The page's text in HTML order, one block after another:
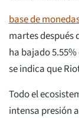
base de
martes después
ha bajado
se indica que
Todo el
intensa presión